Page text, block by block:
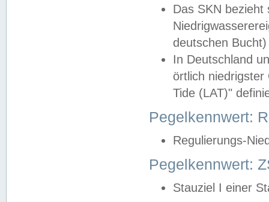
Das SKN
deutschen
In Deutschland
örtlich
Tide (LAT)"
Pegelkennwert:
Regulierungs-
Pegelkennwert:
Stauziel I einer